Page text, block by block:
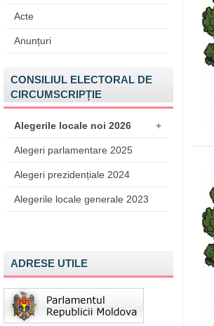
Acte
Anunțuri
CONSILIUL ELECTORAL DE
CIRCUMSCRIPȚIE
Alegerile locale noi 2026 +
Alegeri parlamentare 2025
Alegeri prezidențiale 2024
Alegerile locale generale 2023
ADRESE UTILE